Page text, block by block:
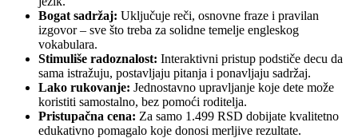
Bogat sadržaj: Uključuje reči, osnovne fraze i pravilan
izgovor – sve što treba za solidne temelje engleskog
vokabulara.
Stimuliše radoznalost: Interaktivni pristup podstiče decu da
sama istražuju, postavljaju pitanja i ponavljaju sadržaj.
Lako rukovanje: Jednostavno upravljanje koje dete može
koristiti samostalno, bez pomoći roditelja.
Pristupačna cena: Za samo 1.499 RSD dobijate kvalitetno
edukativno pomagalo koje donosi merljive rezultate.